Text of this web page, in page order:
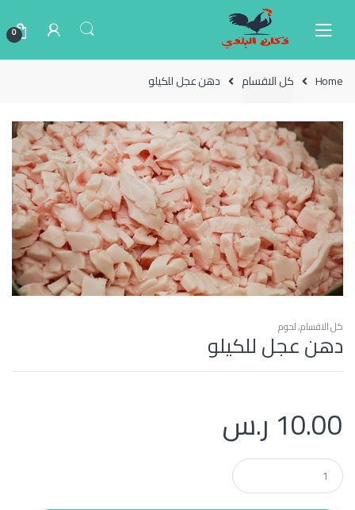
0
Home كل الاقسام دهن عجل للكيلو
كل الاقسام,لحوم
دهن عجل للكيلو
10.00 ر.س
Q
u
a